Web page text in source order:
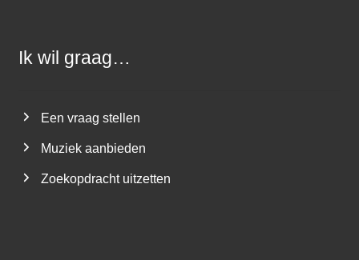
Ik wil graag…
Een vraag stellen
Muziek aanbieden
Zoekopdracht uitzetten